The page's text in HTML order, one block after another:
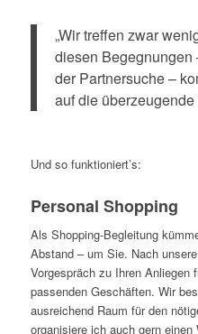
„Wir treffen zwar
diesen Begegnungen
der Partnersuche –
auf die überzeugende
Und so funktioniert’s:
Personal Shopping
Als Shopping-Begleitung
Abstand – um Sie. Nach
Vorgespräch zu Ihren Anliegen
passenden Geschäften. Wir
ausreichend Raum für den
organisiere ich auch gern